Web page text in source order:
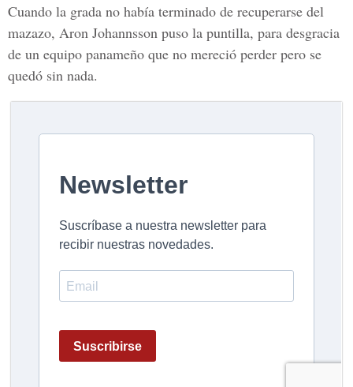
Cuando la grada no había terminado de recuperarse del
mazazo, Aron Johannsson puso la puntilla, para desgracia
de un equipo panameño que no mereció perder pero se
quedó sin nada.